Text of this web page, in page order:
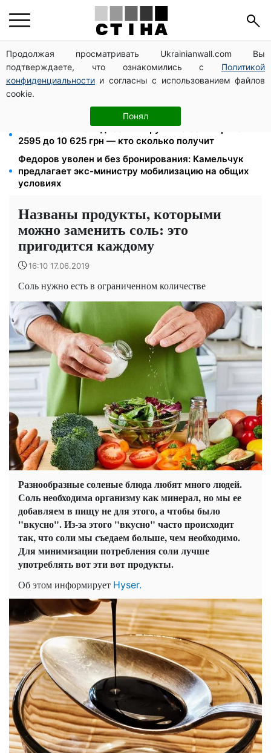
Продолжая просматривать Ukrainianwall.com Вы
подтверждаете, что ознакомились с Политикой
конфиденциальности и согласны с использованием файлов
cookie.
Понял
Церковный праздник 9 августа: апостол Матфий,
три строгих запрета Успенского поста и приметы на
зиму
До 19 400 грн на дрова: ПФУ принимает заявления
на субсидию для владельцев печного отопления
Пенсия по инвалидности III группы с сентября: от
2595 до 10 625 грн — кто сколько получит
Федоров уволен и без бронирования: Камельчук
предлагает экс-министру мобилизацию на общих
условиях
Названы продукты, которыми
можно заменить соль: это
пригодится каждому
16:10 17.06.2019
Соль нужно есть в ограниченном количестве
Разнообразные соленые блюда любят много людей.
Соль необходима организму как минерал, но мы ее
добавляем в пищу не для этого, а чтобы было
"вкусно". Из-за этого "вкусно" часто происходит
так, что соли мы съедаем больше, чем необходимо.
Для минимизации потребления соли лучше
употреблять вот эти вот продукты.
Об этом информирует Hyser.